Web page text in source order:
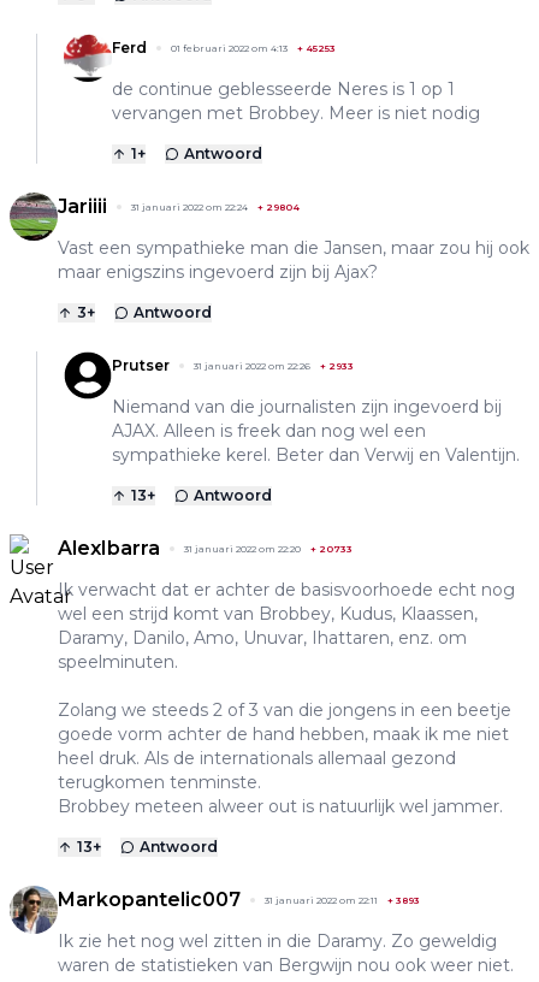
Ferd 01 februari 2022 om 4:13 + 45253
de continue geblesseerde Neres is 1 op 1
vervangen met Brobbey. Meer is niet nodig
1+ Antwoord
Jariiii 31 januari 2022 om 22:24 + 29804
Vast een sympathieke man die Jansen, maar zou hij ook
maar enigszins ingevoerd zijn bij Ajax?
3+ Antwoord
Prutser 31 januari 2022 om 22:26 + 2933
Niemand van die journalisten zijn ingevoerd bij
AJAX. Alleen is freek dan nog wel een
sympathieke kerel. Beter dan Verwij en Valentijn.
13+ Antwoord
AlexIbarra 31 januari 2022 om 22:20 + 20733
Ik verwacht dat er achter de basisvoorhoede echt nog
wel een strijd komt van Brobbey, Kudus, Klaassen,
Daramy, Danilo, Amo, Unuvar, Ihattaren, enz. om
speelminuten.
Zolang we steeds 2 of 3 van die jongens in een beetje
goede vorm achter de hand hebben, maak ik me niet
heel druk. Als de internationals allemaal gezond
terugkomen tenminste.
Brobbey meteen alweer out is natuurlijk wel jammer.
13+ Antwoord
Markopantelic007 31 januari 2022 om 22:11 + 3893
Ik zie het nog wel zitten in die Daramy. Zo geweldig
waren de statistieken van Bergwijn nou ook weer niet.